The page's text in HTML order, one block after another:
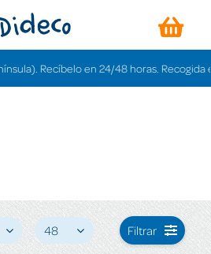
Recíbelo en 24/48 horas. Recogida en
48 Filtrar